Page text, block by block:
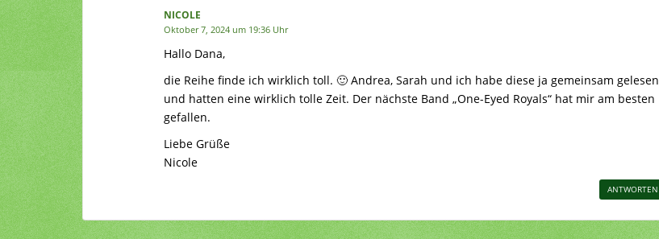
NICOLE
Oktober 7, 2024 um 19:36 Uhr
Hallo Dana,
die Reihe finde ich wirklich toll. 🙂 Andrea, Sarah und ich habe diese ja gemeinsam gelesen
und hatten eine wirklich tolle Zeit. Der nächste Band „One-Eyed Royals“ hat mir am besten
gefallen.
Liebe Grüße
Nicole
ANTWORTEN